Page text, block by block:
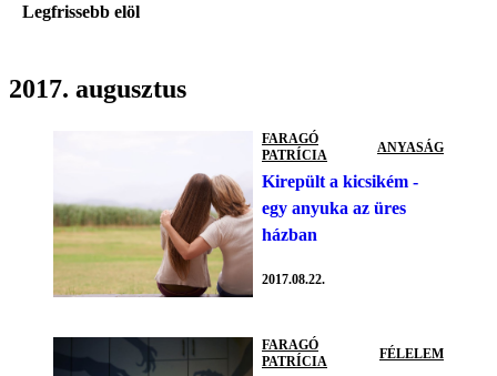
Legfrissebb elöl
2017. augusztus
FARAGÓ
PATRÍCIA
ANYASÁG
Kirepült a kicsikém -
egy anyuka az üres
házban
2017.08.22.
FARAGÓ
PATRÍCIA
FÉLELEM